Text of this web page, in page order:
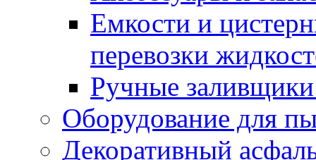
Емкости и
перевозки
Ручные
Оборудование для
Декоративный